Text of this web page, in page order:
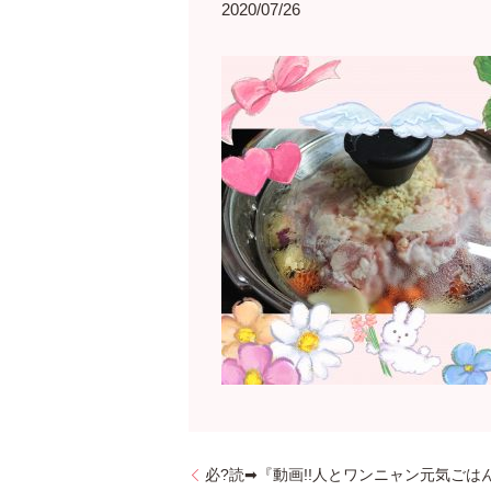
2020/07/26
必?読➡『動画!!人とワンニャン元気ごは